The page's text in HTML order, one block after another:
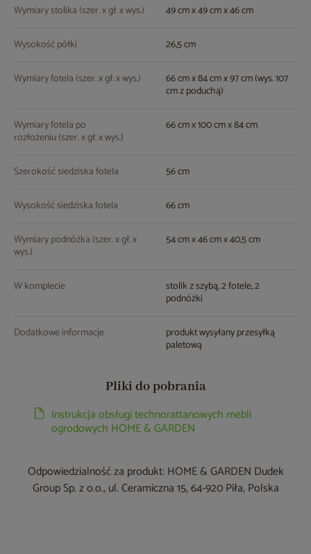
Wymiary stolika (szer. x gł. x wys.) 49 cm x 49 cm x 46 cm
Wysokość półki 26,5 cm
Wymiary fotela (szer. x gł. x wys.) 66 cm x 84 cm x 97 cm (wys. 107
cm z poduchą)
Wymiary fotela po
rozłożeniu (szer. x gł. x wys.)
66 cm x 100 cm x 84 cm
Szerokość siedziska fotela 56 cm
Wysokość siedziska fotela 66 cm
Wymiary podnóżka (szer. x gł. x
wys.)
54 cm x 46 cm x 40,5 cm
W komplecie stolik z szybą, 2 fotele, 2
podnóżki
Dodatkowe informacje produkt wysyłany przesyłką
paletową
Pliki do pobrania
Instrukcja obsługi technorattanowych mebli
ogrodowych HOME & GARDEN
Odpowiedzialność za produkt: HOME & GARDEN Dudek
Group Sp. z o.o., ul. Ceramiczna 15, 64-920 Piła, Polska